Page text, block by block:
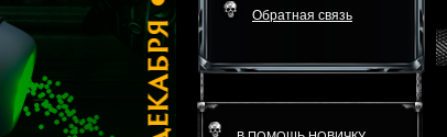
Обратная связь